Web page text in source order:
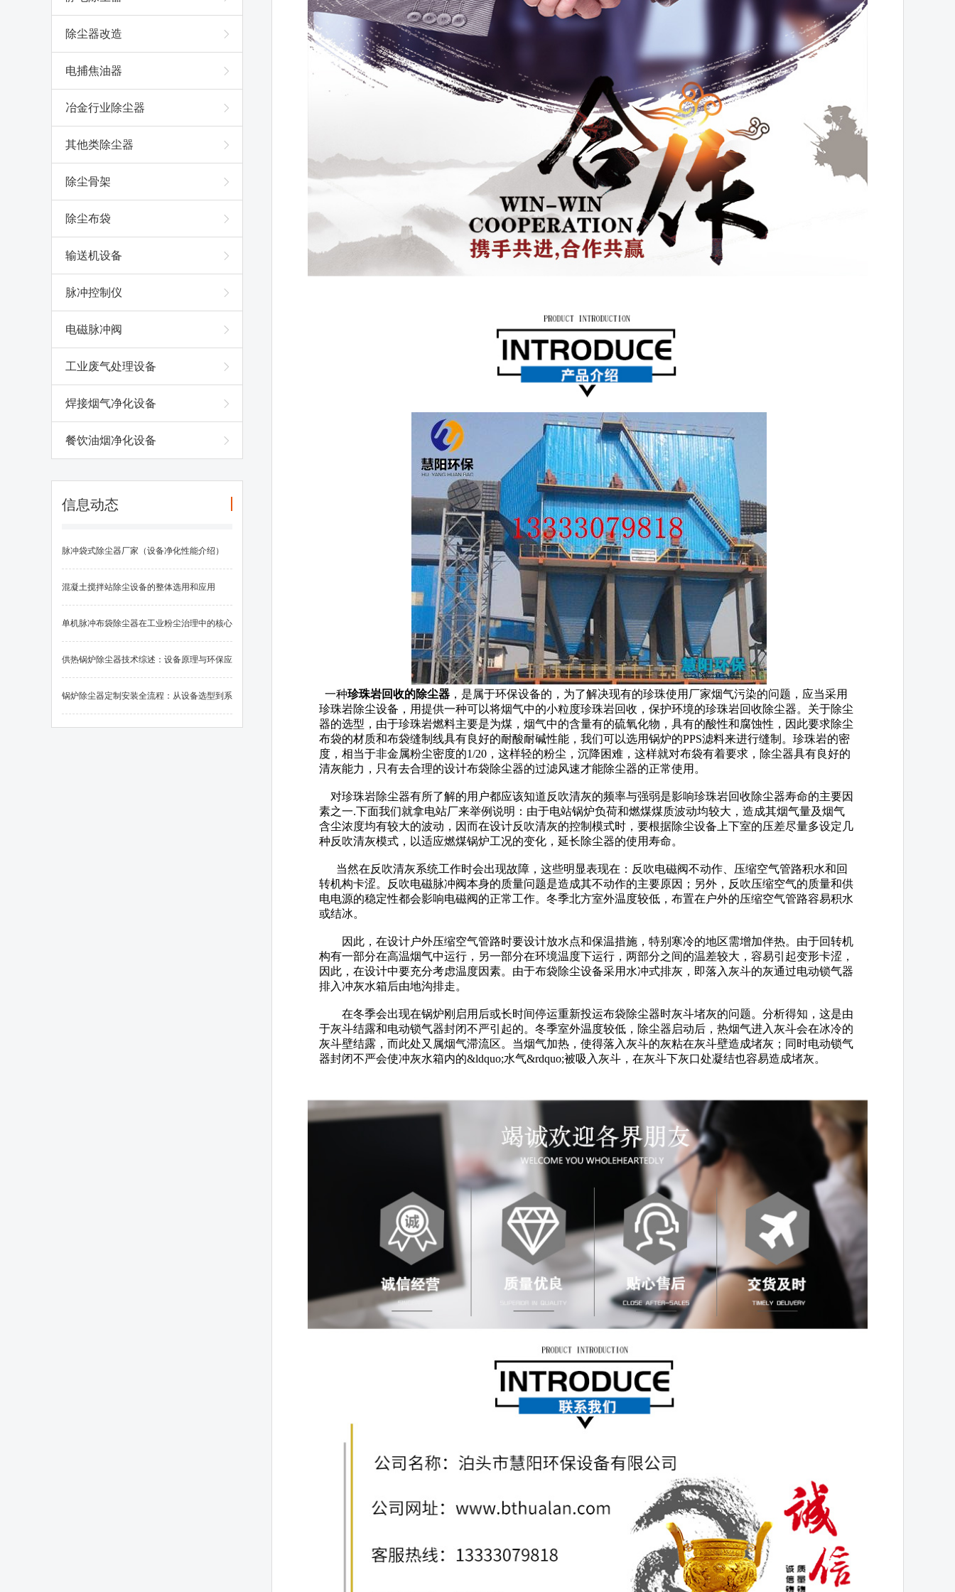
除尘器改造
电捕焦油器
冶金行业除尘器
其他类除尘器
除尘骨架
除尘布袋
输送机设备
脉冲控制仪
电磁脉冲阀
工业废气处理设备
焊接烟气净化设备
餐饮油烟净化设备
信息动态
脉冲袋式除尘器厂家（设备净化性能介绍）
混凝土搅拌站除尘设备的整体选用和应用
单机脉冲布袋除尘器在工业粉尘治理中的核心
应用
供热锅炉除尘器技术综述：设备原理与环保应
用
锅炉除尘器定制安装全流程：从设备选型到系 一种珍珠岩回收的除尘器 ，是属于环保设备的，为了解决现有的珍珠使用厂家烟气污染的问题，应当采用
珍珠岩除尘设备，用提供一种可以将烟气中的小粒度珍珠岩回收，保护环境的珍珠岩回收除尘器。关于除尘
器的选型，由于珍珠岩燃料主要是为煤，烟气中的含量有的硫氧化物，具有的酸性和腐蚀性，因此要求除尘
布袋的材质和布袋缝制线具有良好的耐酸耐碱性能，我们可以选用锅炉的PPS滤料来进行缝制。珍珠岩的密
度，相当于非金属粉尘密度的1/20，这样轻的粉尘，沉降困难，这样就对布袋有着要求，除尘器具有良好的
清灰能力，只有去合理的设计布袋除尘器的过滤风速才能除尘器的正常使用。
对珍珠岩除尘器有所了解的用户都应该知道反吹清灰的频率与强弱是影响珍珠岩回收除尘器寿命的主要因
素之一.下面我们就拿电站厂来举例说明：由于电站锅炉负荷和燃煤煤质波动均较大，造成其烟气量及烟气
含尘浓度均有较大的波动，因而在设计反吹清灰的控制模式时，要根据除尘设备上下室的压差尽量多设定几
种反吹清灰模式，以适应燃煤锅炉工况的变化，延长除尘器的使用寿命。
当然在反吹清灰系统工作时会出现故障，这些明显表现在：反吹电磁阀不动作、压缩空气管路积水和回
转机构卡涩。反吹电磁脉冲阀本身的质量问题是造成其不动作的主要原因；另外，反吹压缩空气的质量和供
电电源的稳定性都会影响电磁阀的正常工作。冬季北方室外温度较低，布置在户外的压缩空气管路容易积水
或结冰。
因此，在设计户外压缩空气管路时要设计放水点和保温措施，特别寒冷的地区需增加伴热。由于回转机
构有一部分在高温烟气中运行，另一部分在环境温度下运行，两部分之间的温差较大，容易引起变形卡涩，
因此，在设计中要充分考虑温度因素。由于布袋除尘设备采用水冲式排灰，即落入灰斗的灰通过电动锁气器
排入冲灰水箱后由地沟排走。
在冬季会出现在锅炉刚启用后或长时间停运重新投运布袋除尘器时灰斗堵灰的问题。分析得知，这是由
于灰斗结露和电动锁气器封闭不严引起的。冬季室外温度较低，除尘器启动后，热烟气进入灰斗会在冰冷的
灰斗壁结露，而此处又属烟气滞流区。当烟气加热，使得落入灰斗的灰粘在灰斗壁造成堵灰；同时电动锁气
器封闭不严会使冲灰水箱内的&ldquo;水气&rdquo;被吸入灰斗，在灰斗下灰口处凝结也容易造成堵灰。